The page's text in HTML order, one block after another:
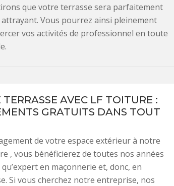
que votre terrasse sera parfaitement
Vous pourrez ainsi pleinement
vos activités de professionnel en toute
AVEC LF TOITURE :
GRATUITS DANS TOUT
de votre espace extérieur à notre
, vous bénéficierez de toutes nos années
en maçonnerie et, donc, en
Si vous cherchez notre entreprise, nos